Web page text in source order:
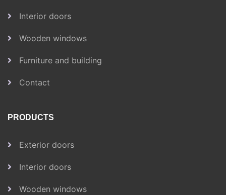
Interior doors
Wooden windows
Furniture and building
Contact
PRODUCTS
Exterior doors
Interior doors
Wooden windows